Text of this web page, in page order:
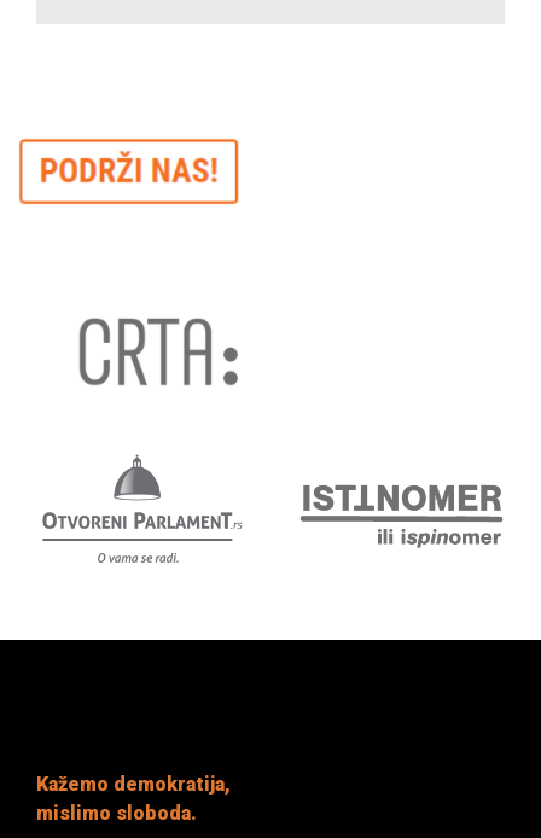
Kažemo demokratija,
mislimo sloboda.